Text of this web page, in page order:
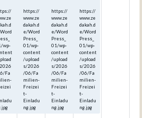
wp-
Fa
https://
www.ze
dakah.d
e/Word
Press_
01/wp-
content
/upload
s/2026
/06/Fa
milien-
Freizei
t-
Einladu
ng.jpg
https://
www.ze
dakah.d
e/Word
Press_
01/wp-
content
/upload
s/2026
/06/Fa
milien-
Freizei
t-
Einladu
ng.jpg
https://
www.ze
dakah.d
e/Word
Press_
01/wp-
content
/upload
s/2026
/06/Fa
milien-
Freizei
t-
Einladu
ng.jpg